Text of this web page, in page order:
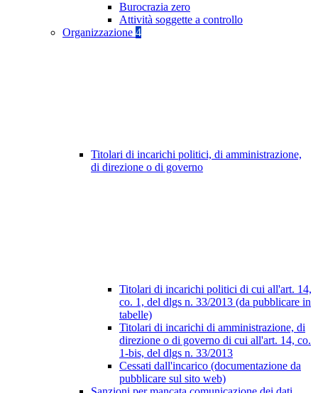
Burocrazia zero
Attività soggette a controllo
Organizzazione 4
Titolari di incarichi politici, di amministrazione,
di direzione o di governo
Titolari di incarichi politici di cui all'art. 14,
co. 1, del dlgs n. 33/2013 (da pubblicare in
tabelle)
Titolari di incarichi di amministrazione, di
direzione o di governo di cui all'art. 14, co.
1-bis, del dlgs n. 33/2013
Cessati dall'incarico (documentazione da
pubblicare sul sito web)